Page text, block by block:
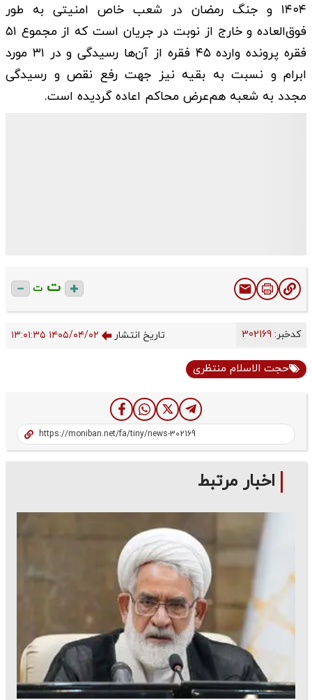
۱۴۰۴ و جنگ رمضان در شعب خاص امنیتی به طور
فوق‌العاده و خارج از نوبت در جریان است که از مجموع ۵۱
فقره پرونده وارده ۴۵ فقره از آن‌ها رسیدگی و در ۳۱ مورد
ابرام و نسبت به بقیه نیز جهت رفع نقص و رسیدگی
مجدد به شعبه هم‌عرض محاکم اعاده گردیده است.
ت ت
کدخبر: تاریخ انتشار ۱۴۰۵/۰۴/۰۲ ۱۳:۰۱:۳۵
حجت الاسلام منتظری
اخبار مرتبط